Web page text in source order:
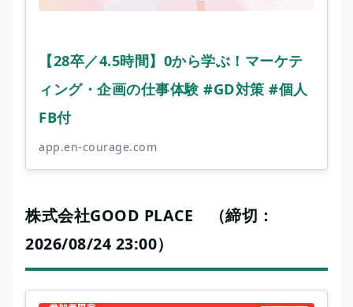
【28卒／4.5時間】0から学ぶ！マーケテ
ィング・企画の仕事体験 #GD対策 #個人
FB付
app.en-courage.com
株式会社GOOD PLACE （締切：
2026/08/24 23:00）